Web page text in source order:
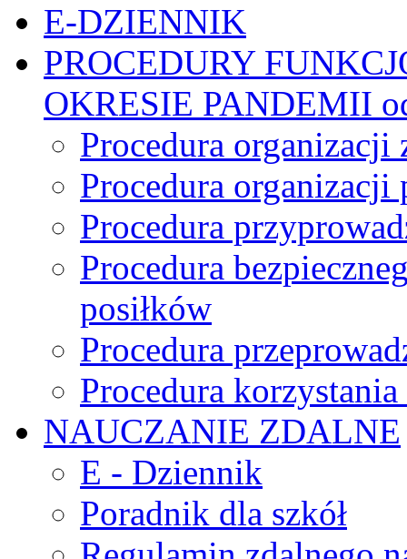
E-DZIENNIK
PROCEDURY
OKRESIE PANDEMII
Procedura
Procedura
Procedura
Procedura
posiłków
Procedura
Procedura
NAUCZANIE ZDALNE
E - Dziennik
Poradnik dla szkół